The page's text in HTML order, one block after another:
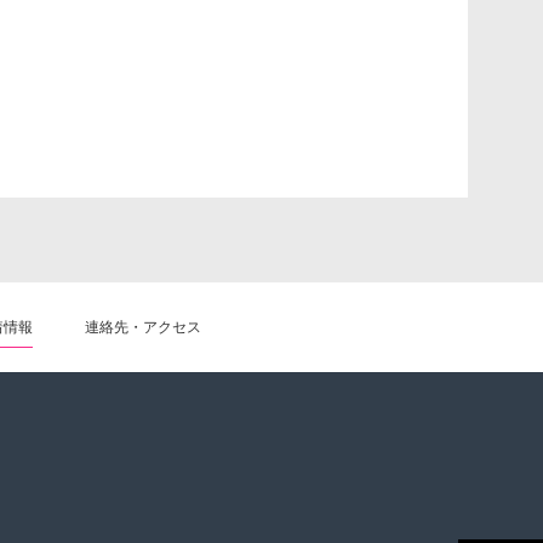
情報 連絡先・アクセス